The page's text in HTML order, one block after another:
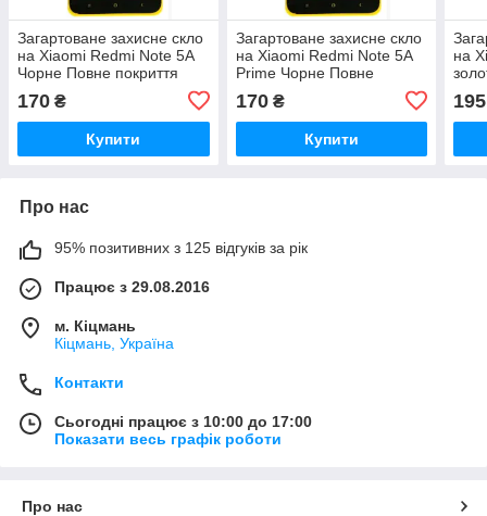
Загартоване захисне скло
на Xiaomi Redmi Note 5A
Чорне Повне покриття
170 ₴
Купити
Загартоване захисне скло
на Xiaomi Redmi Note 5A
Prime Чорне Повне
170₴
Купити
на
195
Про нас
95% позитивних з 125 відгуків за рік
Працює з 29.08.2016
м. Кіцмань
Кіцмань, Україна
Контакти
Сьогодні працює з 10:00 до 17:00
Показати весь графік роботи
Про нас